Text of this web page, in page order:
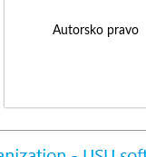
Autorsko pravo